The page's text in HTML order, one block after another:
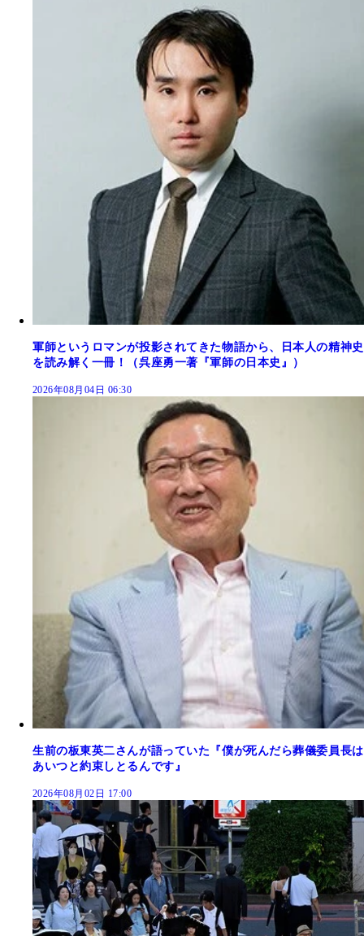
軍師というロマンが投影されてきた物語から、日本人の精神史
を読み解く一冊！（呉座勇一著『軍師の日本史』）
2026年08月04日 06:30
生前の板東英二さんが語っていた『僕が死んだら葬儀委員長は
あいつと約束しとるんです』
2026年08月02日 17:00